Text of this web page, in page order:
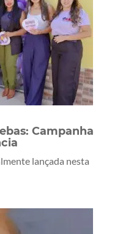
Campanha
lançada nesta